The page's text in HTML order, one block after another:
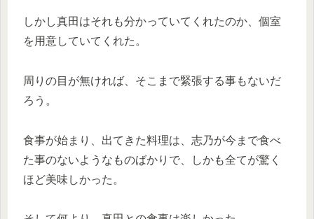
しかし真田はそれも分かっていてくれたのか、個室
を用意していてくれた。
周りの目が無ければ、そこまで緊張する事もないだ
ろう。
食事が始まり、出てきた料理は、志乃が今まで食べ
た事のないようなものばかりで、しかも全てが驚く
ほど美味しかった。